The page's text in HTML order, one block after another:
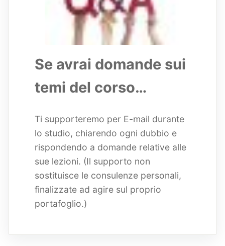
Se avrai domande sui
temi del corso…
Ti supporteremo per E-mail durante
lo studio, chiarendo ogni dubbio e
rispondendo a domande relative alle
sue lezioni. (Il supporto non
sostituisce le consulenze personali,
finalizzate ad agire sul proprio
portafoglio.)